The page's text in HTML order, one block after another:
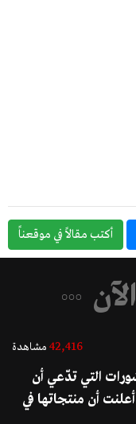
أكتب مقالاً في موقعناً
42,416 مشاهدة
التي تدّعي أن
أن منتجاتها في